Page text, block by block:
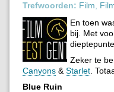
Trefwoorden: Film
En toen
bij. Met
Zeker te
Canyons & Starlet .
Blue Ruin